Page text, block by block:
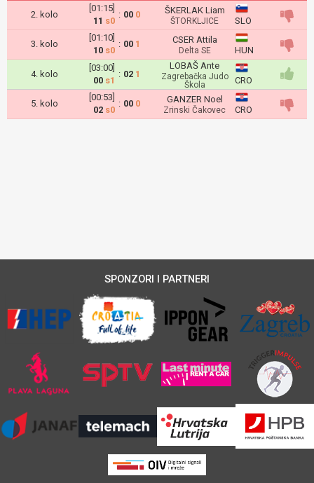
2. kolo
[01:15]
11 s0
: 00 0 ŠKERLAK Liam
ŠTORKLJICE SLO
3. kolo
[01:10]
10 s0
: 00 1 CSER Attila
Delta SE HUN
4. kolo
[03:00]
00 s1
: 02 1
LOBAŠ Ante
Zagrebačka Judo
Škola
CRO
5. kolo
[00:53]
02 s0
: 00 0 GANZER Noel
Zrinski Čakovec CRO
SPONZORI I PARTNERI